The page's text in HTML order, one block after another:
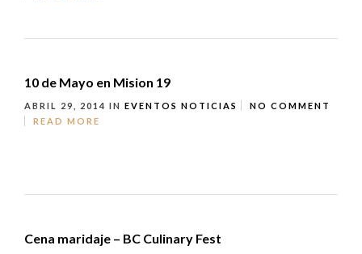
10 de Mayo en Mision 19
ABRIL 29, 2014 IN EVENTOS NOTICIAS
NO COMMENT
READ MORE
Cena maridaje – BC Culinary Fest